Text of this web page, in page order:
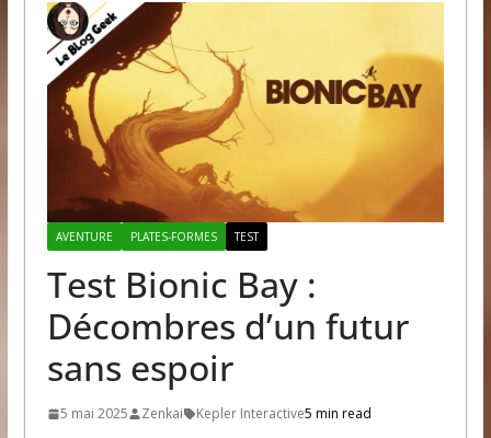
AVENTURE PLATES-FORMES TEST
Test Bionic Bay :
Décombres d’un futur
sans espoir
5 mai 2025 Zenkai Kepler Interactive5 min read